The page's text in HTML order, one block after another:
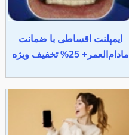
ایمپلنت اقساطی با ضمانت
مادام‌العمر+ 25% تخفیف ویژه